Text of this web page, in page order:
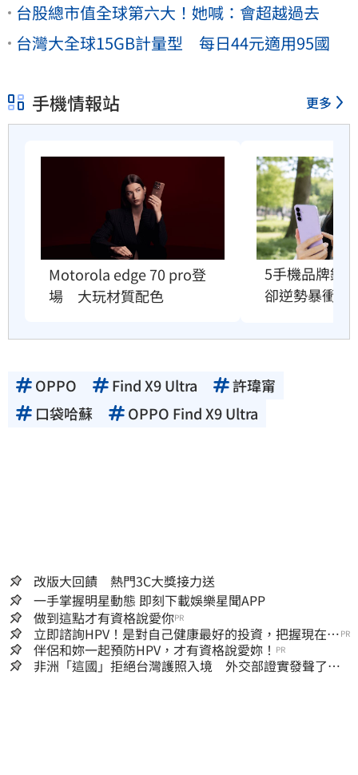
台股總市值全球第六大！她喊：會超越過去
台灣大全球15GB計量型 每日44元適用95國
手機情報站 更多
Motorola edge 70 pro登
場　大玩材質配色
5手機品牌銷
卻逆勢暴衝
OPPO Find X9 Ultra
許瑋甯
口袋哈蘇
OPPO Find X9 Ultra
改版大回饋 熱門3C大獎接力送
一手掌握明星動態 即刻下載娛樂星聞APP
做到這點才有資格說愛你PR
立即諮詢HPV！是對自己健康最好的投資，把握現在不
嫌晚！
PR
伴侶和妳一起預防HPV，才有資格說愛妳！ PR
非洲「這國」拒絕台灣護照入境 外交部證實發聲了：